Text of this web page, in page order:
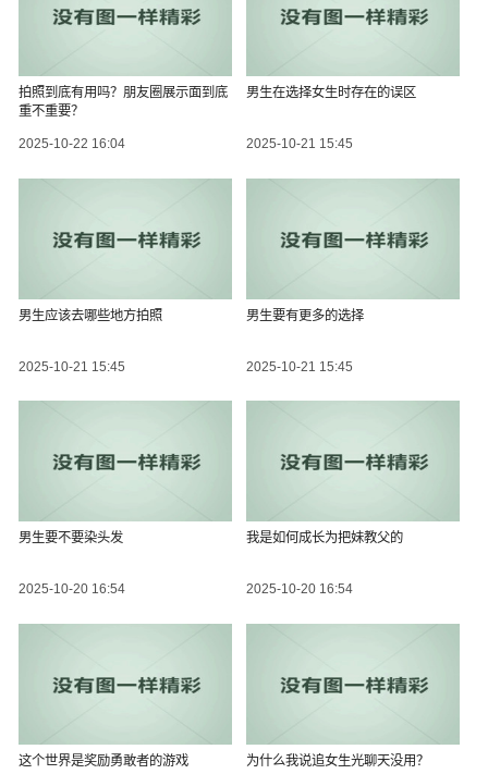
拍照到底有用吗？朋友圈展示面到底
重不重要？
2025-10-22 16:04
男生在选择女生时存在的误区
2025-10-21 15:45
男生应该去哪些地方拍照
2025-10-21 15:45
男生要有更多的选择
2025-10-21 15:45
男生要不要染头发
2025-10-20 16:54
我是如何成长为把妹教父的
2025-10-20 16:54
这个世界是奖励勇敢者的游戏 为什么我说追女生光聊天没用？